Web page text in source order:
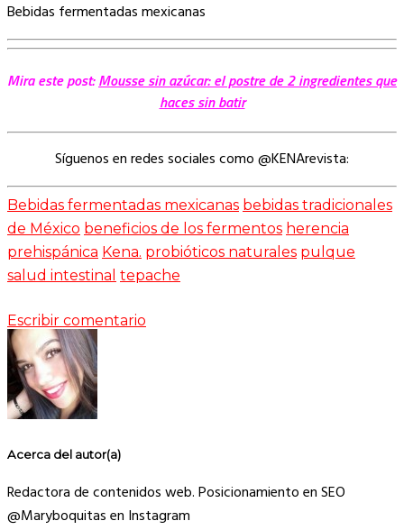
Bebidas fermentadas mexicanas
Mira este post:Mousse sin azúcar: el postre de 2 ingredientes que
haces sin batir
Síguenos en redes sociales como @KENArevista:
Bebidas fermentadas mexicanas bebidas tradicionales
de México beneficios de los fermentos herencia
prehispánica Kena. probióticos naturales pulque
salud intestinal tepache
Escribir comentario
Acerca del autor(a)
Redactora de contenidos web. Posicionamiento en SEO
@Maryboquitas en Instagram